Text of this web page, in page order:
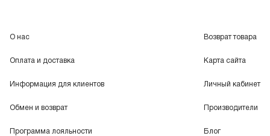
О нас
Оплата и доставка
Информация для клиентов
Обмен и возврат
Программа лояльности
Возврат товара
Карта сайта
Личный кабинет
Производители
Блог